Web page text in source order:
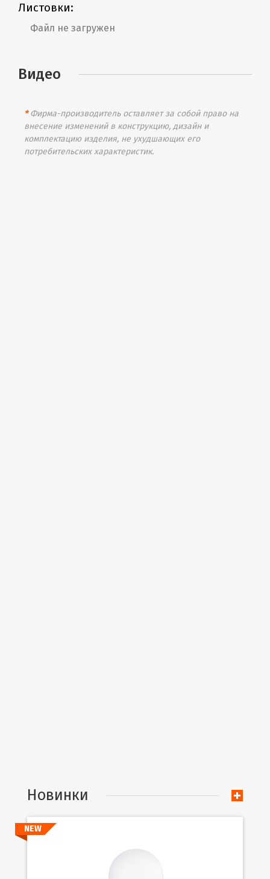
Листовки:
Файл не загружен
Видео
*Фирма-производитель оставляет за собой право на
внесение изменений в конструкцию, дизайн и
комплектацию изделия, не ухудшающих его
потребительских характеристик.
Новинки
NEW